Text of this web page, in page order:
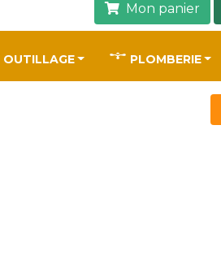
Mon panier
OUTILLAGE PLOMBERIE